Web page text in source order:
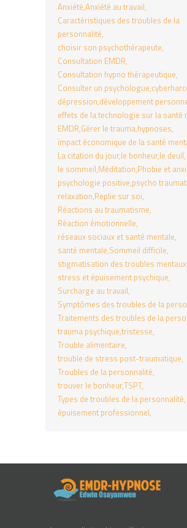
Anxiété Anxiété au travail
Caractéristiques des troubles de la
personnalité
choisir son psychothérapeute
Consultation EMDR
Consultation hypno thérapeutique
Consulter un psychologue
dépression développement
effets de la technologie sur la santé
EMDR Gérer le trauma hypnoses
impact économique de la santé
La citation du jour le bonheur le deuil
le sommeil Méditation Phobie et
psychologie positive psycho
relaxation Replie sur soi
Réactions au traumatisme
Réaction émotionnelle
réseaux sociaux et santé mentale
santé mentale Sommeil difficile
stigmatisation des troubles mentaux
stress et épuisement psychique
Surcharge au travail
Symptômes des troubles de la
Traitements des troubles de la
trauma psychique tristesse
Trouble alimentaire
trouble de stress post-traumatique
Troubles de la personnalité
trouver le bonheurTSPT
Types de troubles de la personnalité
épuisement professionnel